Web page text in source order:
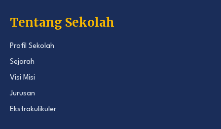
Tentang Sekolah
Profil Sekolah
Sejarah
Visi Misi
Jurusan
Ekstrakulikuler